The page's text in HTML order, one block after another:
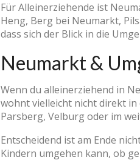
Für Alleinerziehende ist
Heng, Berg bei Neumarkt,
dass sich der Blick in die
Neumarkt &
Wenn du alleinerziehend in
wohnt vielleicht nicht direkt in
Parsberg, Velburg oder im
Entscheidend ist am Ende
Kindern umgehen kann, ob